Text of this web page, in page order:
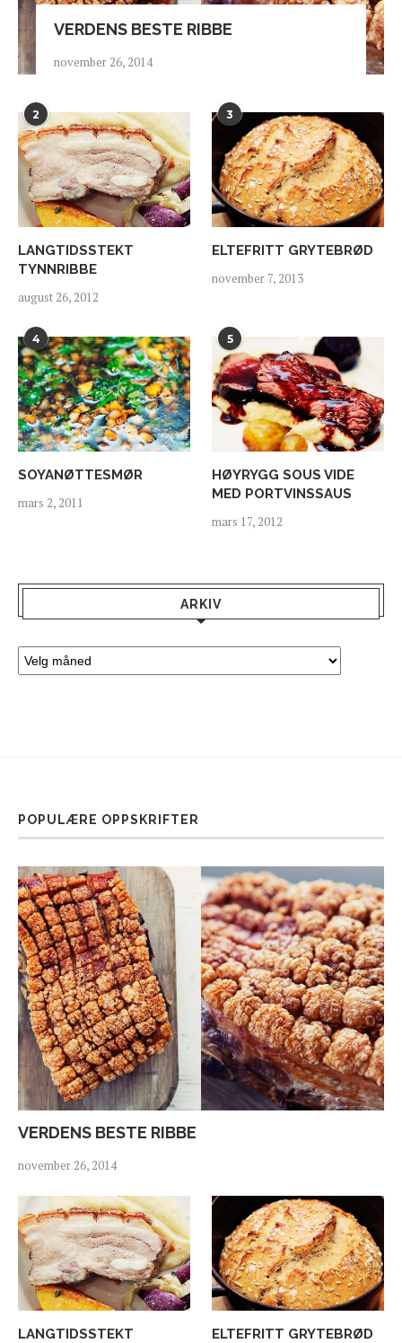
VERDENS BESTE RIBBE
november 26, 2014
2
LANGTIDSSTEKT
TYNNRIBBE
august 26, 2012
3
ELTEFRITT GRYTEBRØD
november 7, 2013
4
SOYANØTTESMØR
mars 2, 2011
5
HØYRYGG SOUS VIDE
MED PORTVINSSAUS
mars 17, 2012
ARKIV
POPULÆRE OPPSKRIFTER
VERDENS BESTE RIBBE
november 26, 2014
LANGTIDSSTEKT
ELTEFRITT GRYTEBRØD